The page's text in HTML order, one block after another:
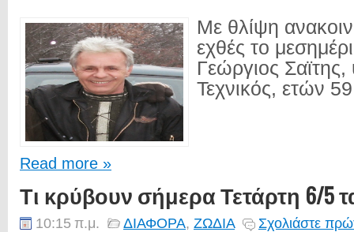
Με θλίψη
εχθές το
Γεώργιος
Τεχνικός, ετών
Read more »
Τι κρύβουν σήμερα Τετάρτη 6/5
10:15 π.μ. ΔΙΑΦΟΡΑ, ΖΩΔΙΑ Σχολιάστε